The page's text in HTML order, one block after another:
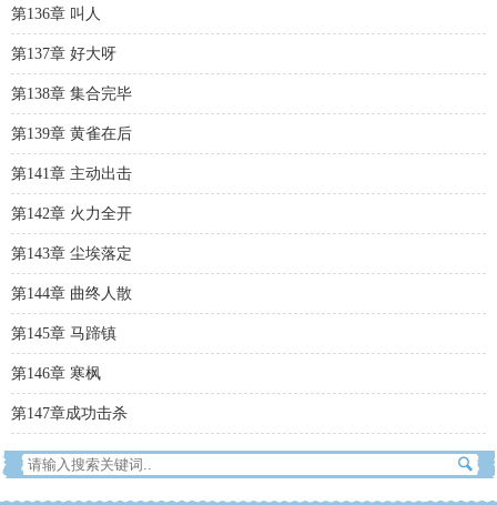
第136章 叫人
第137章 好大呀
第138章 集合完毕
第139章 黄雀在后
第141章 主动出击
第142章 火力全开
第143章 尘埃落定
第144章 曲终人散
第145章 马蹄镇
第146章 寒枫
第147章成功击杀